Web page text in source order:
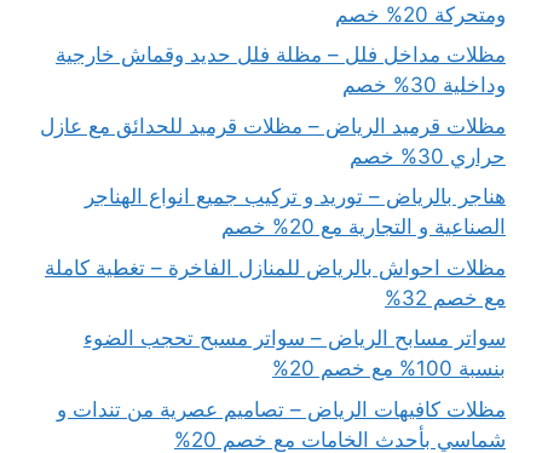
ومتحركة 20% خصم
مظلات مداخل فلل – مظلة فلل حديد وقماش خارجية
وداخلية 30% خصم
مظلات قرميد الرياض – مظلات قرميد للحدائق مع عازل
حراري 30% خصم
هناجر بالرياض – توريد و تركيب جميع انواع الهناجر
الصناعية و التجارية مع 20% خصم
مظلات احواش بالرياض للمنازل الفاخرة – تغطية كاملة
مع خصم 32%
سواتر مسابح الرياض – سواتر مسبح تحجب الضوء
بنسبة 100% مع خصم 20%
مظلات كافيهات الرياض – تصاميم عصرية من تندات و
شماسي بأحدث الخامات مع خصم 20%